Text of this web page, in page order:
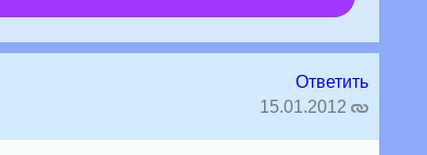
Ответить
15.01.2012